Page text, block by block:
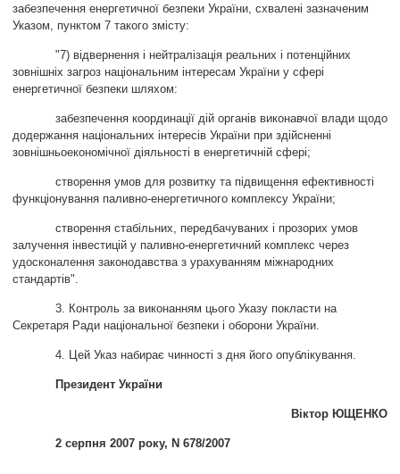
ДОСТУП ДО ПУБЛІЧНОЇ ІНФОРМАЦІЇ
Організація доступу до публічної інформації
Запит на отримання публічної інформації
Питання запобігання корупції
Публічні закупівлі
Внутрішній аудит
забезпечення енергетичної безпеки України, схвалені зазначеним
Указом, пунктом 7 такого змісту:
"7) відвернення і нейтралізація реальних і потенційних
зовнішніх загроз національним інтересам України у сфері
енергетичної безпеки шляхом:
забезпечення координації дій органів виконавчої влади щодо
додержання національних інтересів України при здійсненні
зовнішньоекономічної діяльності в енергетичній сфері;
створення умов для розвитку та підвищення ефективності
функціонування паливно-енергетичного комплексу України;
створення стабільних, передбачуваних і прозорих умов
залучення інвестицій у паливно-енергетичний комплекс через
удосконалення законодавства з урахуванням міжнародних
стандартів"
3. Контроль за виконанням цього Указу покласти на
Секретаря Ради національної безпеки і оборони України.
4. Цей Указ набирає чинності з дня його опублікування.
Президент України
Віктор ЮЩЕНКО
2 серпня 2007 року, N 678/2007